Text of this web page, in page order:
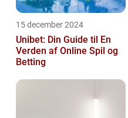
15 december 2024
Unibet: Din Guide til En
Verden af Online Spil og
Betting